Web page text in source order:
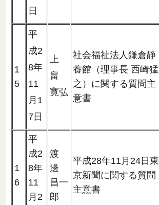
日
1
5
平
成2
8年
11
月1
7日
上
畠
寛弘
社会福祉法人鎌倉静
養館（理事長 西崎猛
之）に関する質問主
意書
1
6
平
成2
8年
11
月2
渡
邊
昌一
郎
平成28年11月24日東
京新聞に関する質問
主意書